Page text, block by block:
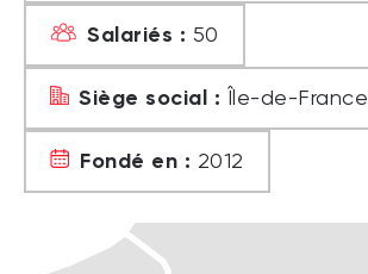
Salariés : 50
Siège social : Île-de-France
Fondé en : 2012